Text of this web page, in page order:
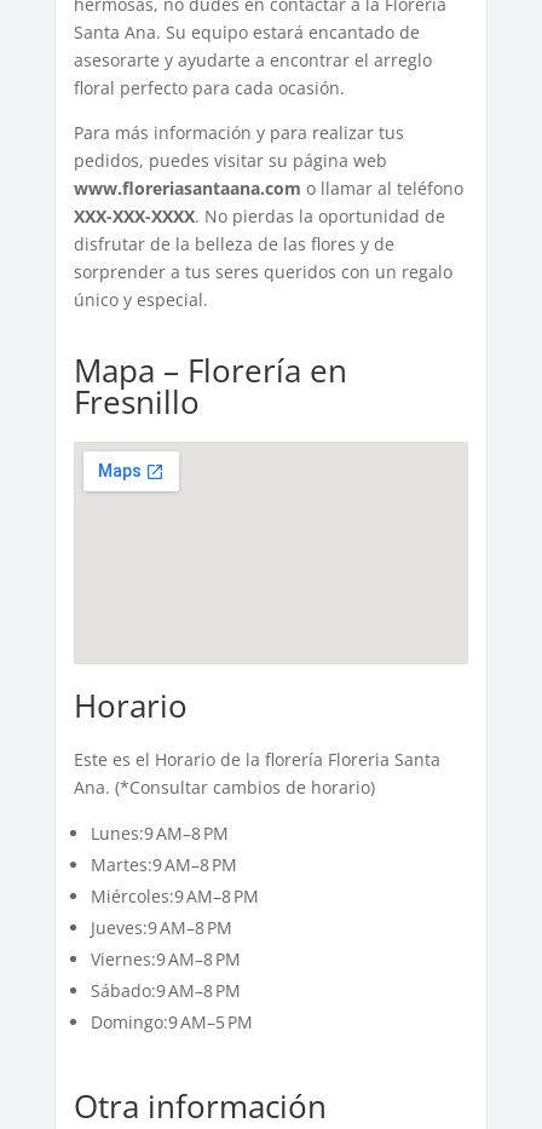
Santa Ana. Su equipo estará encantado de
asesorarte y ayudarte a encontrar el arreglo
floral perfecto para cada ocasión.
Para más información y para realizar tus
pedidos, puedes visitar su página web
www.floreriasantaana.com o llamar al teléfono
XXX-XXX-XXXX. No pierdas la oportunidad de
disfrutar de la belleza de las flores y de
sorprender a tus seres queridos con un regalo
único y especial.
Mapa – Florería en
Fresnillo
Horario
Este es el Horario de la florería Floreria Santa
Ana. (*Consultar cambios de horario)
Lunes:9 AM–8 PM
Martes:9 AM–8 PM
Miércoles:9 AM–8 PM
Jueves:9 AM–8 PM
Viernes:9 AM–8 PM
Sábado:9 AM–8 PM
Domingo:9 AM–5 PM
Otra información